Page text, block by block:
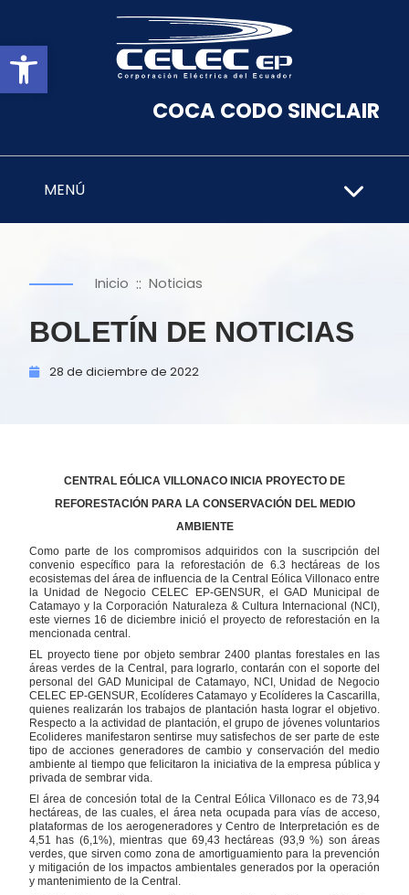
Abrir barra de herramientas
COCA CODO SINCLAIR
MENÚ
Inicio :: Noticias
BOLETÍN DE NOTICIAS
28 de diciembre de 2022
CENTRAL EÓLICA VILLONACO INICIA PROYECTO DE
REFORESTACIÓN PARA LA CONSERVACIÓN DEL MEDIO
AMBIENTE
Como parte de los compromisos adquiridos con la suscripción del
convenio específico para la reforestación de 6.3 hectáreas de los
ecosistemas del área de influencia de la Central Eólica Villonaco entre
la Unidad de Negocio CELEC EP-GENSUR, el GAD Municipal de
Catamayo y la Corporación Naturaleza & Cultura Internacional (NCI),
este viernes 16 de diciembre inició el proyecto de reforestación en la
mencionada central.
EL proyecto tiene por objeto sembrar 2400 plantas forestales en las
áreas verdes de la Central, para lograrlo, contarán con el soporte del
personal del GAD Municipal de Catamayo, NCI, Unidad de Negocio
CELEC EP-GENSUR, Ecolíderes Catamayo y Ecolíderes la Cascarilla,
quienes realizarán los trabajos de plantación hasta lograr el objetivo.
Respecto a la actividad de plantación, el grupo de jóvenes voluntarios
Ecolideres manifestaron sentirse muy satisfechos de ser parte de este
tipo de acciones generadores de cambio y conservación del medio
ambiente al tiempo que felicitaron la iniciativa de la empresa pública y
privada de sembrar vida.
El área de concesión total de la Central Eólica Villonaco es de 73,94
hectáreas, de las cuales, el área neta ocupada para vías de acceso,
plataformas de los aerogeneradores y Centro de Interpretación es de
4,51 has (6,1%), mientras que 69,43 hectáreas (93,9 %) son áreas
verdes, que sirven como zona de amortiguamiento para la prevención
y mitigación de los impactos ambientales generados por la operación
y mantenimiento de la Central.